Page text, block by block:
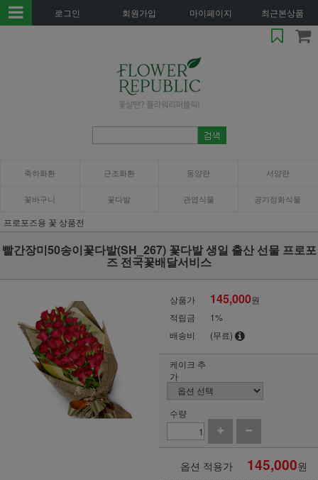
로그인 회원가입 마이페이지 최근본상품
축하화환 근조화환 동양란 서양란
꽃바구니 꽃다발 관엽식물 공기정화식물
프로포즈용 꽃 상품전
빨간장미50송이꽃다발(SH_267) 꽃다발 생일 출산 선물 프로포
즈 전국꽃배달서비스
상품가 145,000원
적립금
1%
배송비
(무료)
케이크 추
가
수량
옵션 적용가 145,000원